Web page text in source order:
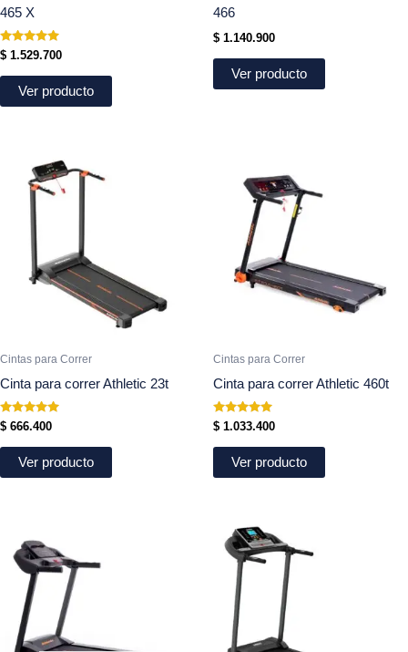
465 X
Valorado
en
5.00
de 5
$ 1.529.700
Ver producto
466
$ 1.140.900
Ver producto
Cintas para Correr
Cinta para correr Athletic 23t
Valorado
en
5.00
de 5
$ 666.400
Ver producto
Cintas para Correr
Cinta para correr Athletic 460t
Valorado
en
5.00
de 5
$ 1.033.400
Ver producto